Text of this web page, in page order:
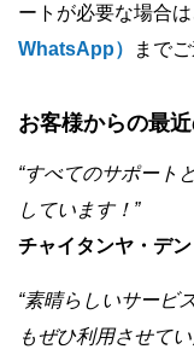
ートが必要な場合は
WhatsApp）
まで
お客様からの最
“すべてのサポート
しています！”
チャイタンヤ・デン
“素晴らしいサービ
もぜひ利用させて